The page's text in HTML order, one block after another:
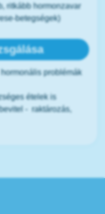
ritkább hormonzavar
betegségek)
problémák
ételek is
- raktározás,